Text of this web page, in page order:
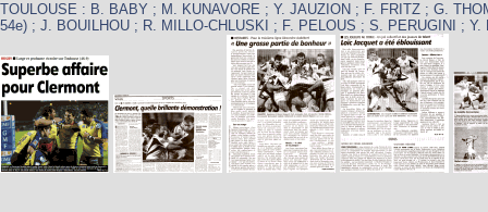
TOULOUSE : B. BABY ; M. KUNAVORE ; Y. JAUZION ; F. FRITZ ; G.
54e) ; J. BOUILHOU ; R. MILLO-CHLUSKI ; F. PELOUS ; S. PERUGINI ;